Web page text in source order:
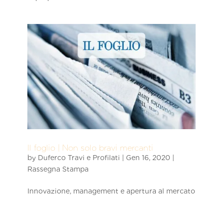
Il foglio | Non solo bravi mercanti
by Duferco Travi e Profilati Gen 16, 2020
Rassegna Stampa
Innovazione, management e apertura al mercato